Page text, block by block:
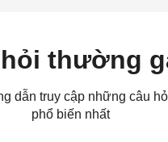
thường
dẫn truy cập những câu
phổ biến nhất